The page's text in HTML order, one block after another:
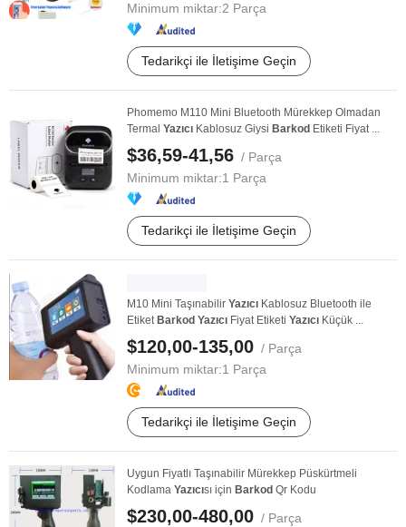
Minimum miktar:2 Parça
Tedarikçi ile İletişime Geçin
Phomemo M110 Mini Bluetooth Mürekkep Olmadan
Termal Yazıcı Kablosuz Giysi Barkod Etiketi Fiyat ...
$36,59-41,56 / Parça
Minimum miktar:1 Parça
Tedarikçi ile İletişime Geçin
M10 Mini Taşınabilir Yazıcı Kablosuz Bluetooth ile
Etiket Barkod Yazıcı Fiyat Etiketi Yazıcı Küçük ...
$120,00-135,00 / Parça
Minimum miktar:1 Parça
Tedarikçi ile İletişime Geçin
Uygun Fiyatlı Taşınabilir Mürekkep Püskürtmeli
Kodlama Yazıcısı için Barkod Qr Kodu
$230,00-480,00 / Parça